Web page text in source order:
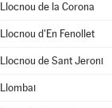
Llocnou de la Corona
Llocnou d'En Fenollet
Llocnou de Sant Jeroni
Llombai